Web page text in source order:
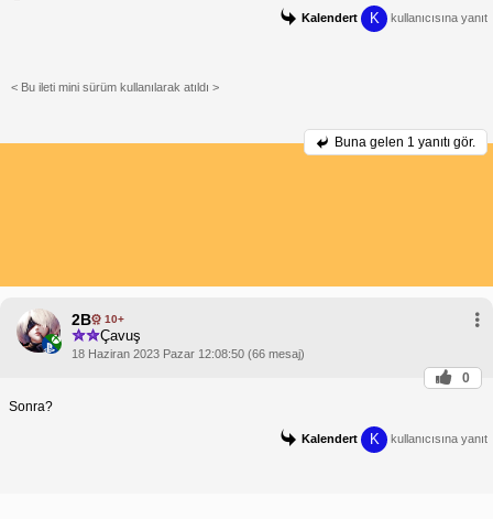
Kalendert K kullanıcısına yanıt
< Bu ileti mini sürüm kullanılarak atıldı >
Buna gelen 1 yanıtı gör.
2B 10+
Çavuş
18 Haziran 2023 Pazar 12:08:50 (66 mesaj)
0
Sonra?
Kalendert K kullanıcısına yanıt